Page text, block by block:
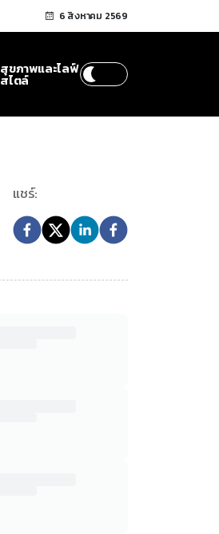
6 สิงหาคม 2569
สุขภาพและไลฟ์
สไตล์
แชร์: